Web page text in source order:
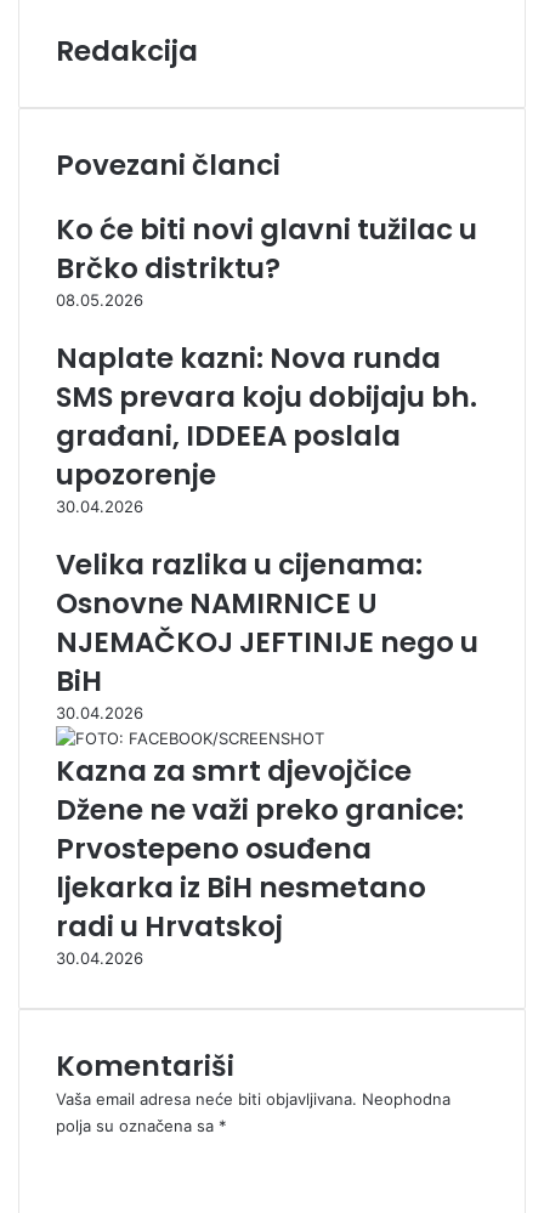
Redakcija
Povezani članci
Ko će biti novi glavni tužilac u
Brčko distriktu?
08.05.2026
Naplate kazni: Nova runda
SMS prevara koju dobijaju bh.
građani, IDDEEA poslala
upozorenje
30.04.2026
Velika razlika u cijenama:
Osnovne NAMIRNICE U
NJEMAČKOJ JEFTINIJE nego u
BiH
30.04.2026
Kazna za smrt djevojčice
Džene ne važi preko granice:
Prvostepeno osuđena
ljekarka iz BiH nesmetano
radi u Hrvatskoj
30.04.2026
Komentariši
Vaša email adresa neće biti objavljivana. Neophodna
polja su označena sa *